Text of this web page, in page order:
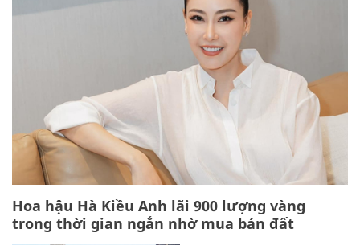
Hoa hậu Hà Kiều Anh lãi 900 lượng vàng
trong thời gian ngắn nhờ mua bán đất